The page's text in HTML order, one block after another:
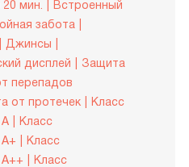
мин.
Встроенный
забота
Джинсы
дисплей
Защита
перепадов
от протечек
Класс
Класс
Класс
Класс